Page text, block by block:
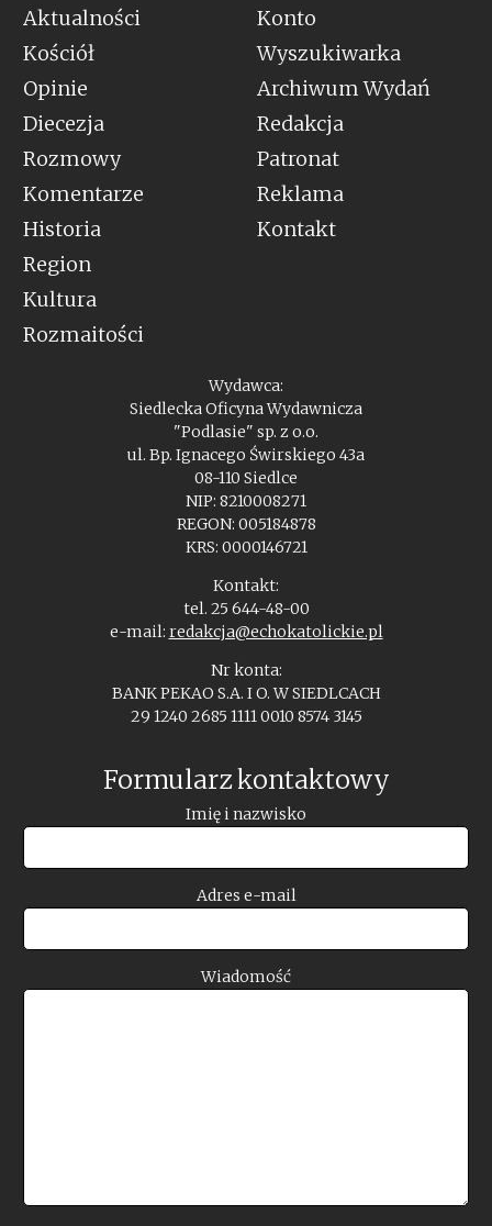
Aktualności
Kościół
Opinie
Diecezja
Rozmowy
Komentarze
Historia
Region
Kultura
Rozmaitości
Konto
Wyszukiwarka
Archiwum Wydań
Redakcja
Patronat
Reklama
Kontakt
Wydawca:
Siedlecka Oficyna Wydawnicza
"Podlasie" sp. z o.o.
ul. Bp. Ignacego Świrskiego 43a
08-110 Siedlce
NIP: 8210008271
REGON: 005184878
KRS: 0000146721
Kontakt:
tel. 25 644-48-00
e-mail: redakcja@echokatolickie.pl
Nr konta:
BANK PEKAO S.A. I O. W SIEDLCACH
29 1240 2685 1111 0010 8574 3145
Formularz kontaktowy
Imię i nazwisko
Adres e-mail
Wiadomość